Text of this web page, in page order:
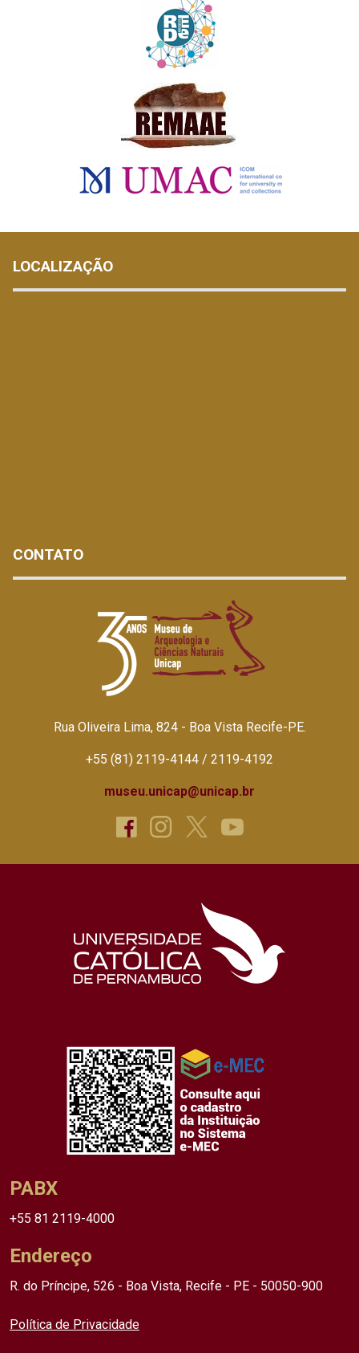
LOCALIZAÇÃO
CONTATO
Rua Oliveira Lima, 824 - Boa Vista Recife-PE.
+55 (81) 2119-4144 / 2119-4192
museu.unicap@unicap.br
PABX
+55 81 2119-4000
Endereço
R. do Príncipe, 526 - Boa Vista, Recife - PE - 50050-900
Política de Privacidade